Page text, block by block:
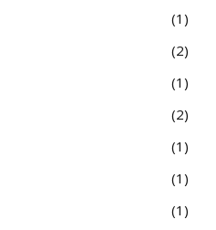
1
2
1
2
1
1
1